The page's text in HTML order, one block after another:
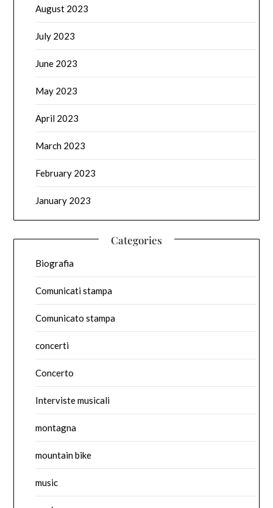
August 2023
July 2023
June 2023
May 2023
April 2023
March 2023
February 2023
January 2023
Categories
Biografia
Comunicati stampa
Comunicato stampa
concerti
Concerto
Interviste musicali
montagna
mountain bike
music